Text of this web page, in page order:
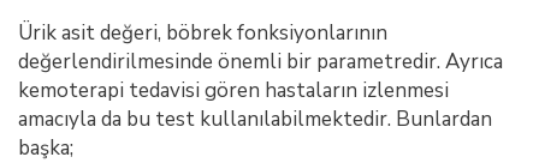
Ürik asit değeri, böbrek fonksiyonlarının
değerlendirilmesinde önemli bir parametredir. Ayrıca
kemoterapi tedavisi gören hastaların izlenmesi
amacıyla da bu test kullanılabilmektedir. Bunlardan
başka;